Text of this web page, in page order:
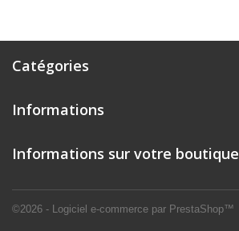
Catégories
Informations
©2026 - Logiciel e-commerce par PrestaShop™
Informations sur votre boutique